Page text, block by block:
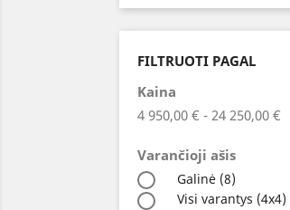
FILTRUOTI PAGAL
Kaina
4 950,00 € - 24 250,00 €
Varančioji ašis
Galinė (8)
Visi varantys (4х4)